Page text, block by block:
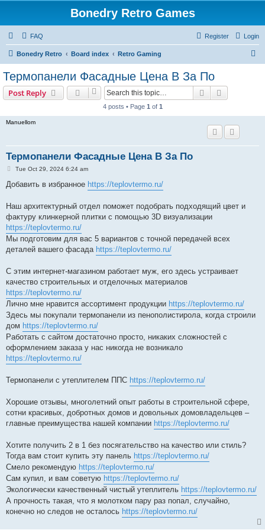
Bonedry Retro Games
FAQ Login
Register
Bonedry Retro Board index Retro Gaming
Термопанели Фасадные Цена В За По
Post Reply Search
4 posts • Page 1 of 1
Manuellom
Термопанели Фасадные Цена В За По
P
s
Tue Oct 29, 2024 6:24 am
Добавить в избранное https://teplovtermo.ru/
Наш архитектурный отдел поможет подобрать подходящий цвет и
фактуру клинкерной плитки с помощью 3D визуализации
https://teplovtermo.ru/
Мы подготовим для вас 5 вариантов с точной передачей всех
деталей вашего фасада https://teplovtermo.ru/
С этим интернет-магазином работает муж, его здесь устраивает
качество строительных и отделочных материалов
https://teplovtermo.ru/
Лично мне нравится ассортимент продукции https://teplovtermo.ru/
Здесь мы покупали термопанели из пенополистирола, когда строили
дом https://teplovtermo.ru/
Работать с сайтом достаточно просто, никаких сложностей с
оформлением заказа у нас никогда не возникало
https://teplovtermo.ru/
Термопанели с утеплителем ППС https://teplovtermo.ru/
Хорошие отзывы, многолетний опыт работы в строительной сфере,
сотни красивых, добротных домов и довольных домовладельцев –
главные преимущества нашей компании https://teplovtermo.ru/
Хотите получить 2 в 1 без посягательство на качество или стиль?
Тогда вам стоит купить эту панель https://teplovtermo.ru/
Смело рекомендую https://teplovtermo.ru/
Сам купил, и вам советую https://teplovtermo.ru/
Экологически качественный чистый утеплитель https://teplovtermo.ru/
А прочность такая, что я молотком пару раз попал, случайно,
конечно но следов не осталось https://teplovtermo.ru/